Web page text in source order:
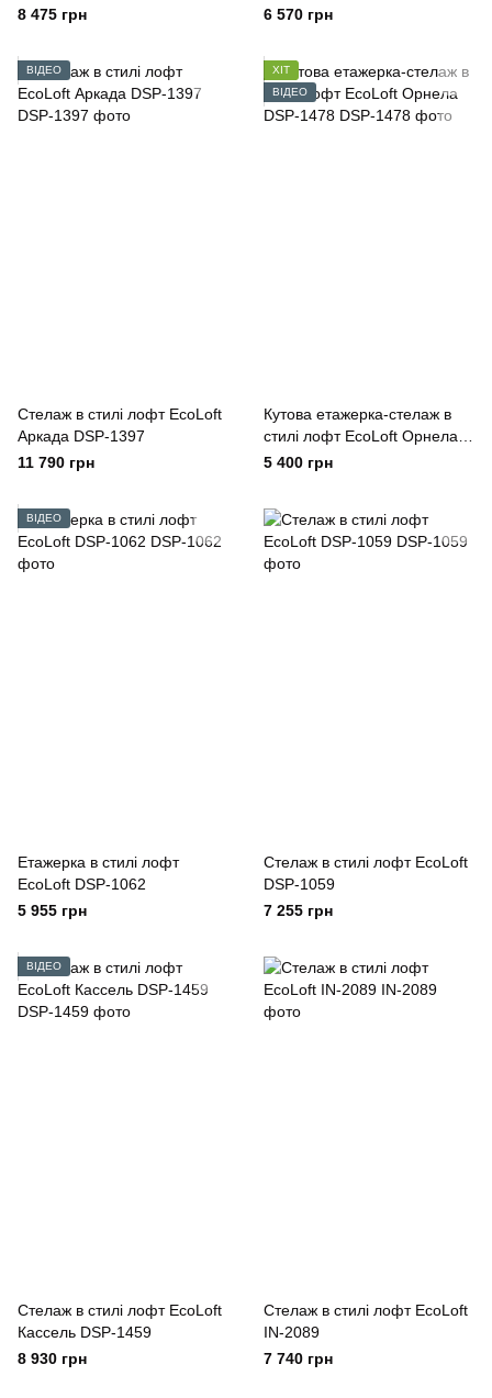
1447W
8 475 грн
1447
6 570 грн
ВІДЕО
Стелаж в стилі лофт EcoLoft
Аркада DSP-1397
11 790 грн
ХІТ
ВІДЕО
Кутова етажерка-стелаж в
стилі лофт EcoLoft Орнела
DSP-1478
5 400 грн
ВІДЕО
Етажерка в стилі лофт
EcoLoft DSP-1062
5 955 грн
Стелаж в стилі лофт EcoLoft
DSP-1059
7 255 грн
ВІДЕО
Стелаж в стилі лофт EcoLoft
Кассель DSP-1459
8 930 грн
Стелаж в стилі лофт EcoLoft
IN-2089
7 740 грн